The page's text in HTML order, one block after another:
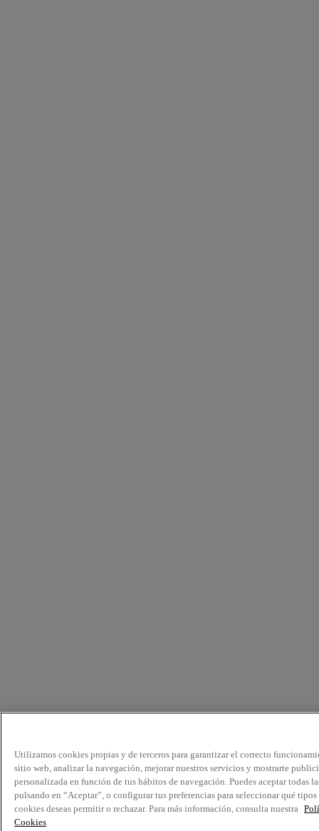
Utilizamos cookies propias y de terceros para garantizar el correcto
sitio web, analizar la navegación, mejorar nuestros servicios y mostrarte
personalizada en función de tus hábitos de navegación. Puedes aceptar todas
pulsando en “Aceptar”, o configurar tus preferencias para seleccionar qué tipos
cookies deseas permitir o rechazar. Para más información, consulta nuestra
Cookies